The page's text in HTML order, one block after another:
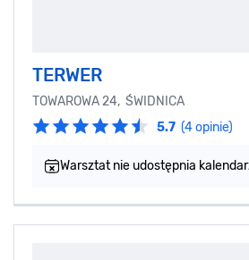
TERWER
TOWAROWA 24, ŚWIDNICA
5.7 (4 opinie)
Warsztat nie udostępnia